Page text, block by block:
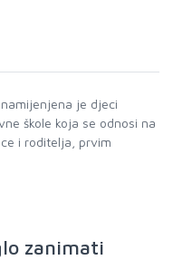
je djeci
škole koja se odnosi na
i roditelja, prvim
zanimati